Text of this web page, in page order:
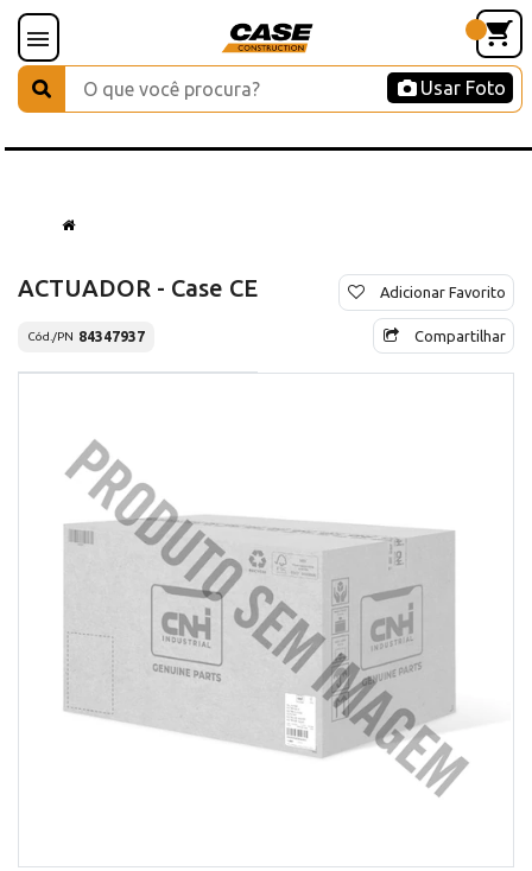
Usar Foto
ACTUADOR - Case CE
Cód./PN 84347937
Adicionar Favorito
Compartilhar